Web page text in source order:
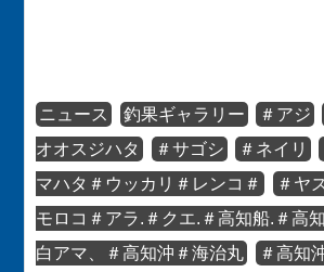
ニュース 釣果ギャラリー ＃アジ
オオスジハタ
＃サゴシ ＃ネイリ
マハタ＃ウッカリ＃レンコ＃
＃ヤ
モロコ＃アラ.＃クエ.＃高知船.＃高
白アマ、＃高知沖＃海治丸
＃高知